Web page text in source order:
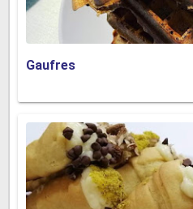
Gaufres